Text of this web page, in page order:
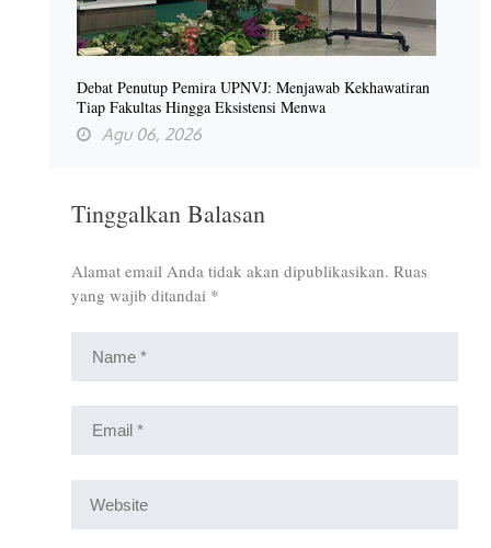
Debat Penutup Pemira UPNVJ: Menjawab Kekhawatiran
Tiap Fakultas Hingga Eksistensi Menwa
Agu 06, 2026
Tinggalkan Balasan
Alamat email Anda tidak akan dipublikasikan. Ruas
yang wajib ditandai *